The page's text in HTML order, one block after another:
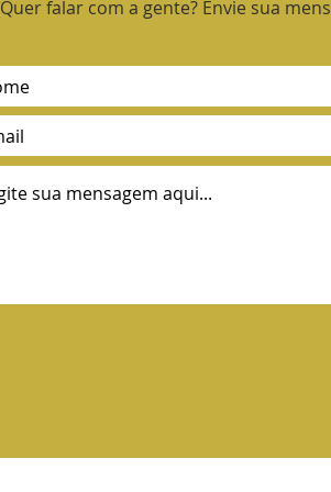
Quer falar com a gente? Envie sua